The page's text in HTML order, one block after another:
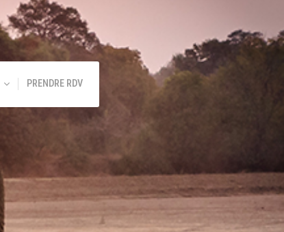
PRENDRE RDV